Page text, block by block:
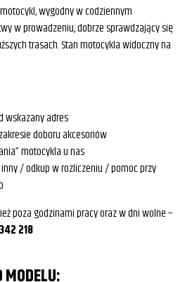
wygodny w codziennym
w prowadzeniu, dobrze sprawdzający się
trasach. Stan motocykla widoczny na
wskazany adres
doboru akcesoriów
motocykla u nas
/ odkup w rozliczeniu / pomoc przy
poza godzinami pracy oraz w dni wolne –
218
MODELU: